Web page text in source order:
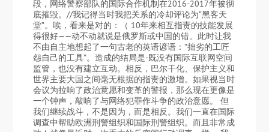
段，网络警察部队的国际合作机制在2016-2017年被彻
底摧毁。//我记得当时我把关系的冷却评论为”黑客天
堂”。唉，看来是对的：（ 10年来相互指责的技能发展
得很好——动不动就说是俄罗斯或中国的错。此时让我
不由自主地想起了一句古老的英语谚语：”拙劣的工匠
怨自己的工具”。造成的结局是-既没有国际互联网空间
监管，也没有建立互动。相反，巴尔干化、保护主义和
世界主要大国之间毫无根据的指责的激增。如果视当时
会议为拉响了政治意愿和变革的警报，那么现在更像是
一个钟声，敲响了与网络犯罪作斗争的政治意愿。 但
我们继续战斗，不是因为，而是相反。我们一直在国际
调查中帮助欧洲刑警组织和国际刑警组织。而且非常成